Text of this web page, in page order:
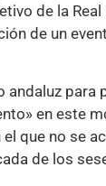
de la
de un
para
en este
que no se
de los